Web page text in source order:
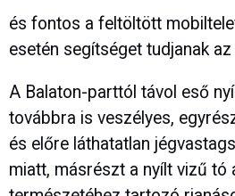
és fontos a feltöltött
esetén segítséget tudjanak
A Balaton-parttól távol eső
továbbra is veszélyes,
és előre láthatatlan
miatt, másrészt a nyílt vizű tó